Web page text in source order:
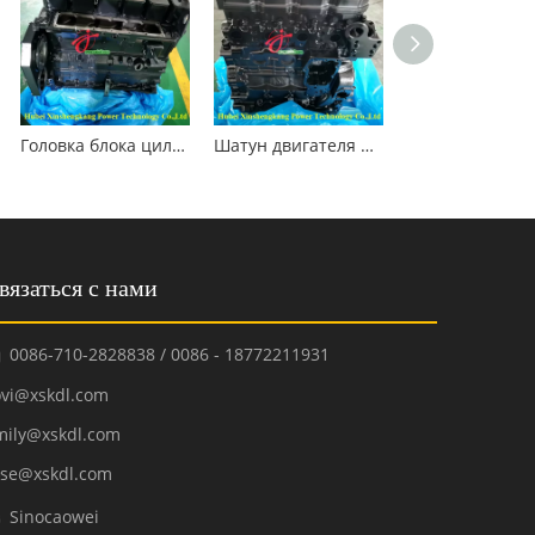
Головка блока цилиндров Cummins 6B5.9 3966454 Шатун двигателя Cummins QSB4.5
с нами
0086-710-2828838 / 0086 - 18772211931
Sinocaowei